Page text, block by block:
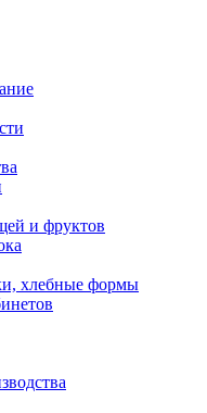
и фруктов
хлебные формы